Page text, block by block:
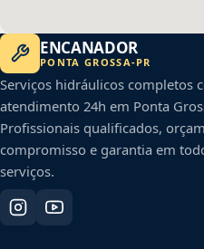
ENCANADOR
PONTA GROSSA-PR
Serviços hidráulicos completos
atendimento 24h em Ponta
Profissionais qualificados,
compromisso e garantia em
serviços.